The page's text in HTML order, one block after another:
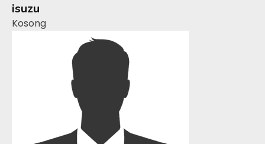
isuzu
Kosong